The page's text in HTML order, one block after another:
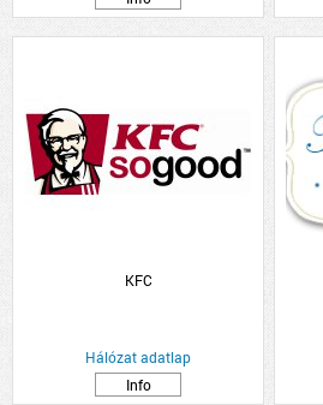
KFC
Hálózat adatlap
Info